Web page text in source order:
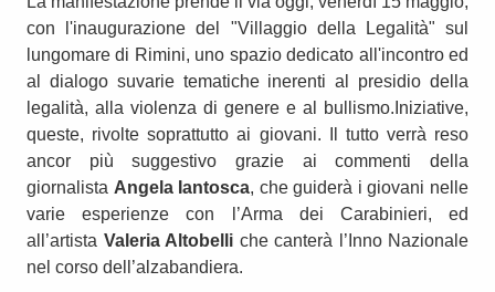
con l'inaugurazione del "Villaggio della Legalità" sul
lungomare di Rimini, uno spazio dedicato all'incontro ed
al dialogo suvarie tematiche inerenti al presidio della
legalità, alla violenza di genere e al bullismo.Iniziative,
queste, rivolte soprattutto ai giovani. Il tutto verrà reso
ancor più suggestivo grazie ai commenti della
giornalista Angela Iantosca, che guiderà i giovani nelle
varie esperienze con l’Arma dei Carabinieri, ed
all’artista Valeria Altobelli che canterà l’Inno Nazionale
nel corso dell’alzabandiera.